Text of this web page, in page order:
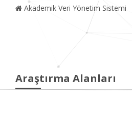
Akademik Veri Yönetim Sistemi
Araştırma Alanları